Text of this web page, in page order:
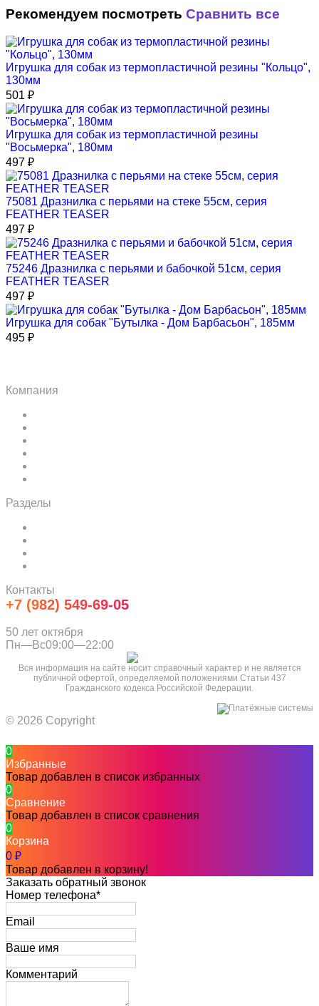
Рекомендуем посмотреть Сравнить все
Игрушка для собак из термопластичной резины "Кольцо",
130мм
501 ₽
Игрушка для собак из термопластичной резины
"Восьмерка", 180мм
497 ₽
75081 Дразнилка с перьями на стеке 55см, серия
FEATHER TEASER
497 ₽
75246 Дразнилка с перьями и бабочкой 51см, серия
FEATHER TEASER
497 ₽
Игрушка для собак "Бутылка - Дом Барбасьон", 185мм
495 ₽
Компания
Разделы
Контакты
+7 (982) 549-69-05
50 лет октября
Пн—Вс09:00—22:00
Вся информация на сайте носит справочный характер и не является
публичной офертой, определяемой положениями Статьи 437
Гражданского кодекса Российской Федерации.
© 2026 Copyright
0
Избранные
Товар добавлен в список избранных
0
Сравнение
Товар добавлен в список сравнения
0
Корзина
0 ₽
Товар добавлен в корзину!
Заказать обратный звонок
Номер телефона*
Email
Ваше имя
Комментарий